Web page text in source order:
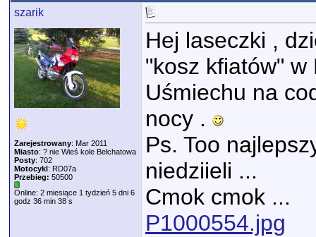
szarik
Zarejestrowany: Mar 2011
Miasto: ? nie Wieś kole Bełchatowa
Posty: 702
Motocykl: RD07a
Przebieg: 50500
Online: 2 miesiące 1 tydzień 5 dni 6
godz 36 min 38 s
Hej laseczki ,
"kosz kfiatów" w
Uśmiechu na
nocy .
Ps. Too
niedziieli ...
Cmok cmok ...
P1000554.jpg